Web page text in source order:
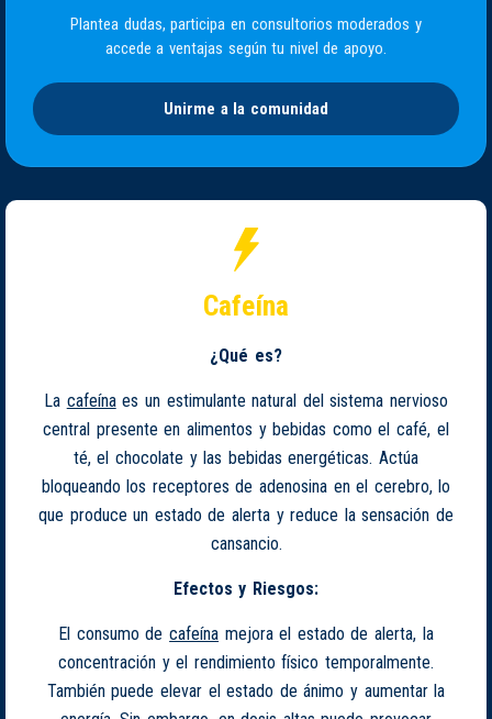
Plantea dudas, participa en consultorios moderados y
accede a ventajas según tu nivel de apoyo.
Unirme a la comunidad
Cafeína
¿Qué es?
La cafeínaes un estimulante natural del sistema nervioso
central presente en alimentos y bebidas como el café, el
té, el chocolate y las bebidas energéticas. Actúa
bloqueando los receptores de adenosina en el cerebro, lo
que produce un estado de alerta y reduce la sensación de
cansancio.
Efectos y Riesgos:
El consumo decafeína mejora el estado de alerta, la
concentración y el rendimiento físico temporalmente.
También puede elevar el estado de ánimo y aumentar la